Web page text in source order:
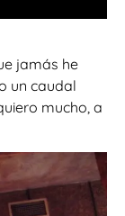
jamás he
un caudal
mucho, a